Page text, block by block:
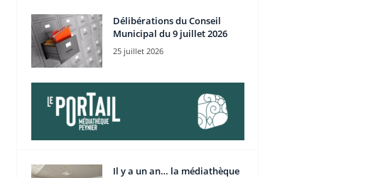
Délibérations du Conseil
Municipal du 9 juillet 2026
25 juillet 2026
Il y a un an… la médiathèque